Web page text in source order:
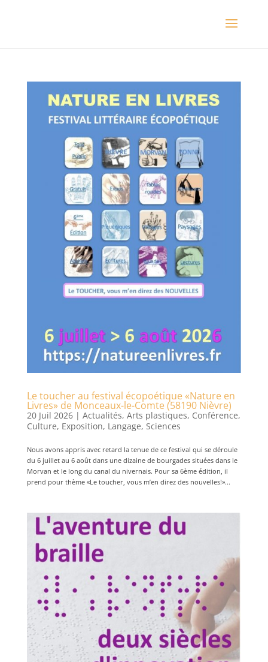
Le toucher au festival écopoétique «Nature en
Livres» de Monceaux-le-Comte (58190 Nièvre)
20 Juil 2026| Actualités, Arts plastiques, Conférence,
Culture, Exposition, Langage, Sciences
Nous avons appris avec retard la tenue de ce festival qui se déroule
du 6 juillet au 6 août dans une dizaine de bourgades situées dans le
Morvan et le long du canal du nivernais. Pour sa 6ème édition, il
prend pour thème «Le toucher, vous m’en direz des nouvelles!»...